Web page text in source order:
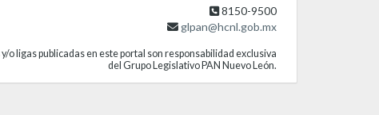
8150-9500
glpan@hcnl.gob.mx
o ligas publicadas en este portal son responsabilidad exclusiva
del Grupo Legislativo PAN Nuevo León.